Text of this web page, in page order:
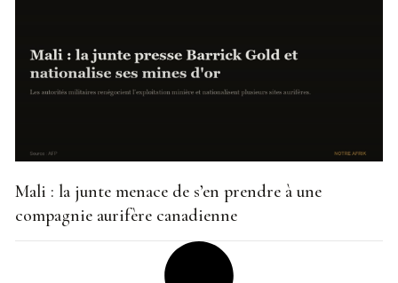
Mali : la junte menace de s’en prendre à une
compagnie aurifère canadienne